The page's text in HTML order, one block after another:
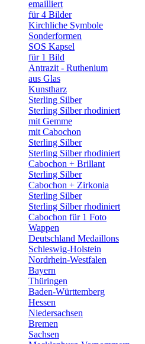
emailliert
für 4 Bilder
Kirchliche Symbole
Sonderformen
SOS Kapsel
für 1 Bild
Antrazit - Ruthenium
aus Glas
Kunstharz
Sterling Silber
Sterling Silber rhodiniert
mit Gemme
mit Cabochon
Sterling Silber
Sterling Silber rhodiniert
Cabochon + Brillant
Sterling Silber
Cabochon + Zirkonia
Sterling Silber
Sterling Silber rhodiniert
Cabochon für 1 Foto
Wappen
Deutschland Medaillons
Schleswig-Holstein
Nordrhein-Westfalen
Bayern
Thüringen
Baden-Württemberg
Hessen
Niedersachsen
Bremen
Sachsen